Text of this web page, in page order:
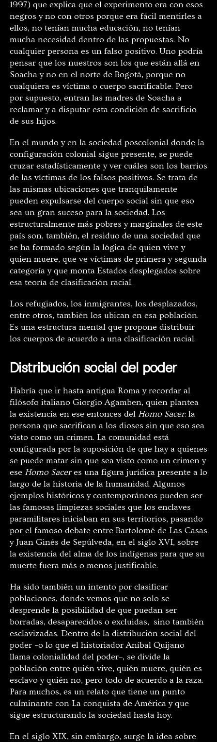
1997) que explica que el experimento era con esos
negros y no con otros porque era fácil mentirles a
ellos, no tenían mucha educación, no tenían
mucha necesidad dentro de las propuestas. No
cualquier persona es un falso positivo. Uno podría
pensar que los nuestros son los que están allá en
Soacha y no en el norte de Bogotá, porque no
cualquiera es víctima o cuerpo sacrificable. Pero
por supuesto, entran las madres de Soacha a
reclamar y a disputar esta condición de sacrificio
de sus hijos.
En el mundo y en la sociedad poscolonial donde la
configuración colonial sigue presente, se puede
cruzar estadísticamente y ver cuáles son los barrios
de las víctimas de los falsos positivos. Se trata de
las mismas ubicaciones que tranquilamente
pueden expulsarse del cuerpo social sin que eso
sea un gran suceso para la sociedad. Los
estructuralmente más pobres y marginales de este
país son, también, el residuo de una sociedad que
se ha formado según la lógica de quien vive y
quien muere, que ve víctimas de primera y segunda
categoría y que monta Estados desplegados sobre
esa teoría de clasificación racial.
Los refugiados, los inmigrantes, los desplazados,
entre otros, también los ubican en esa población.
Es una estructura mental que propone distribuir
los cuerpos de acuerdo a una clasificación racial.
Distribución social del poder
Habría que ir hasta antigua Roma y recordar al
filósofo italiano Giorgio Agamben, quien plantea
la existencia en ese entonces del Homo Sacer: la
persona que sacrifican a los dioses sin que eso sea
visto como un crimen. La comunidad está
configurada por la suposición de que hay a quienes
se puede matar sin que sea visto como un crimen y
ese Homo Saceres una figura jurídica presente a lo
largo de la historia de la humanidad. Algunos
ejemplos históricos y contemporáneos pueden ser
las famosas limpiezas sociales que los enclaves
paramilitares iniciaban en sus territorios, pasando
por el famoso debate entre Bartolomé de Las Casas
y Juan Ginés de Sepúlveda, en el siglo XVI, sobre
la existencia del alma de los indígenas para que su
muerte fuera más o menos justificable.
Ha sido también un intento por clasificar
poblaciones, donde vemos que no solo se
desprende la posibilidad de que puedan ser
borradas, desaparecidos o excluidas, sino también
esclavizadas. Dentro de la distribución social del
poder –o lo que el historiador Aníbal Quijano
llama colonialidad del poder–, se divide la
población entre quién vive, quién muere, quién es
esclavo y quién no, pero todo de acuerdo a la raza.
Para muchos, es un relato que tiene un punto
culminante con La conquista de América y que
sigue estructurando la sociedad hasta hoy.
En el siglo XIX, sin embargo, surge la idea sobre